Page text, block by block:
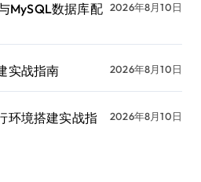
MySQL数据库配 2026年8月10日
实战指南 2026年8月10日
环境搭建实战指
2026年8月10日